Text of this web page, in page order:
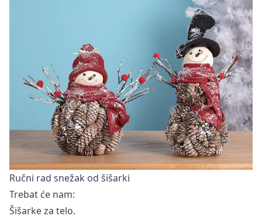
Ručni rad snežak od šišarki
Trebat će nam:
Šišarke za telo.